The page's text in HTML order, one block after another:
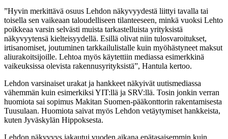
”Hyvin merkittävä osuus Lehdon näkyvyydestä liittyi tavalla tai
toisella sen vaikeaan taloudelliseen tilanteeseen, minkä vuoksi Lehto
poikkeaa varsin selvästi muista tarkastelluista yrityksistä
näkyvyytensä kielteisyydellä. Esillä olivat niin tulosvaroitukset,
irtisanomiset, joutuminen tarkkailulistalle kuin myöhästyneet maksut
aliurakoitsijoille. Lehtoa myös käytettiin mediassa esimerkkinä
vaikeuksissa olevista rakennusyrityksistä”, Hantula kertoo.
Lehdon varsinaiset urakat ja hankkeet näkyivät uutismediassa
vähemmän kuin esimerkiksi YIT:llä ja SRV:llä. Tosin jonkin verran
huomiota sai sopimus Makitan Suomen-pääkonttorin rakentamisesta
Tuusulaan. Huomiota saivat myös Lehdon vetäytymiset hankkeista,
kuten Jyväskylän Hippoksesta.
Lehdon näkyvyys jakautui vuoden aikana epätasaisemmin kuin